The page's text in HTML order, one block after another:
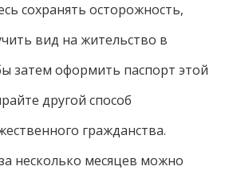
сохранять осторожность,
вид на жительство в
затем оформить паспорт этой
другой способ
гражданства.
несколько месяцев можно